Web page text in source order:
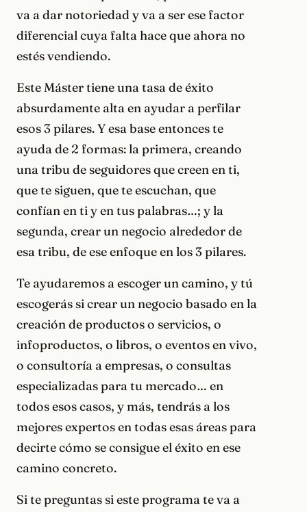
va a dar notoriedad y va a ser ese factor
diferencial cuya falta hace que ahora no
estés vendiendo.
Este Máster tiene una tasa de éxito
absurdamente alta en ayudar a perfilar
esos 3 pilares. Y esa base entonces te
ayuda de 2 formas: la primera, creando
una tribu de seguidores que creen en ti,
que te siguen, que te escuchan, que
confían en ti y en tus palabras…; y la
segunda, crear un negocio alrededor de
esa tribu, de ese enfoque en los 3 pilares.
Te ayudaremos a escoger un camino, y tú
escogerás si crear un negocio basado en la
creación de productos o servicios, o
infoproductos, o libros, o eventos en vivo,
o consultoría a empresas, o consultas
especializadas para tu mercado… en
todos esos casos, y más, tendrás a los
mejores expertos en todas esas áreas para
decirte cómo se consigue el éxito en ese
camino concreto.
Si te preguntas si este programa te va a